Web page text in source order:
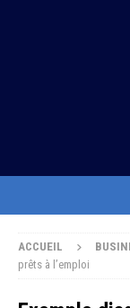
ACCUEIL
prêts à l’emploi